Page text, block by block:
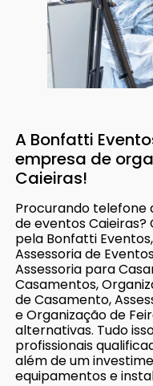
A Bonfatti
empresa de
Caieiras!
Procurando telefone
de eventos
pela Bonfatti
Assessoria de
Assessoria para
Casamentos,
de Casamento,
e Organização de
alternativas. Tudo
profissionais
além de um
equipamentos e